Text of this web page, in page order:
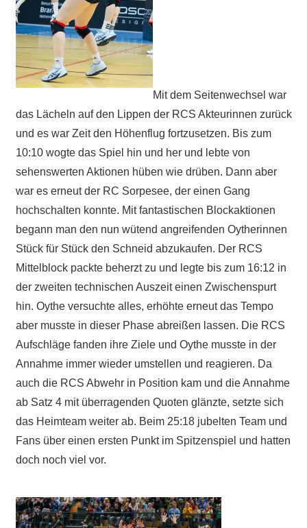
Mit dem Seitenwechsel war
das Lächeln auf den Lippen der RCS Akteurinnen zurück
und es war Zeit den Höhenflug fortzusetzen. Bis zum
10:10 wogte das Spiel hin und her und lebte von
sehenswerten Aktionen hüben wie drüben. Dann aber
war es erneut der RC Sorpesee, der einen Gang
hochschalten konnte. Mit fantastischen Blockaktionen
begann man den nun wütend angreifenden Oytherinnen
Stück für Stück den Schneid abzukaufen. Der RCS
Mittelblock packte beherzt zu und legte bis zum 16:12 in
der zweiten technischen Auszeit einen Zwischenspurt
hin. Oythe versuchte alles, erhöhte erneut das Tempo
aber musste in dieser Phase abreißen lassen. Die RCS
Aufschläge fanden ihre Ziele und Oythe musste in der
Annahme immer wieder umstellen und reagieren. Da
auch die RCS Abwehr in Position kam und die Annahme
ab Satz 4 mit überragenden Quoten glänzte, setzte sich
das Heimteam weiter ab. Beim 25:18 jubelten Team und
Fans über einen ersten Punkt im Spitzenspiel und hatten
doch noch viel vor.